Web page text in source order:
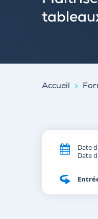
Accueil
Date
Date